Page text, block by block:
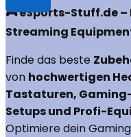
🎮 eSports-Stuff.de –
Streaming
Finde das beste
von hochwertigen
Tastaturen,
Setups und Profi-
Optimiere dein